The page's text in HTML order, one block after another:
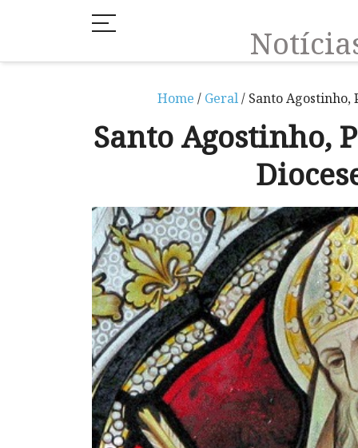
Home / Geral/ Santo Agostinho,
Santo Agostinho,